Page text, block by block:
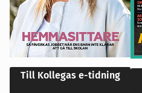
Till Kollegas e-tidning